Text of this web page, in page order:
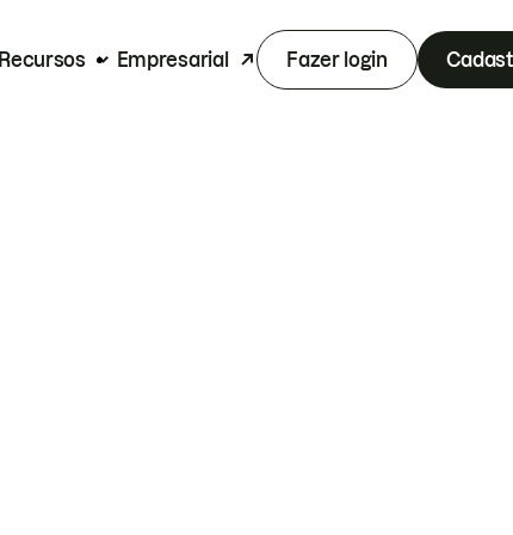
Recursos Empresarial Fazer login